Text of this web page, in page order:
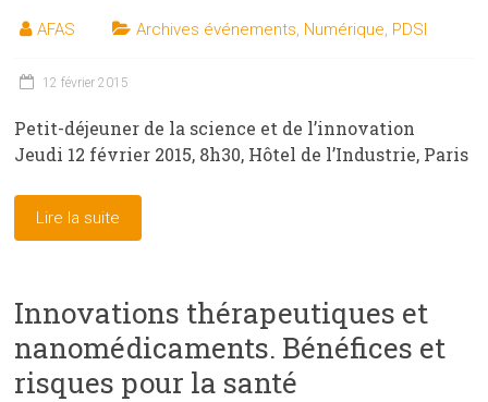
AFAS Archives événements Numérique PDSI
12 février 2015
Petit-déjeuner de la science et de l’innovation
Jeudi 12 février 2015, 8h30, Hôtel de l’Industrie, Paris
Lire la suite
Innovations thérapeutiques et
nanomédicaments. Bénéfices et
risques pour la santé